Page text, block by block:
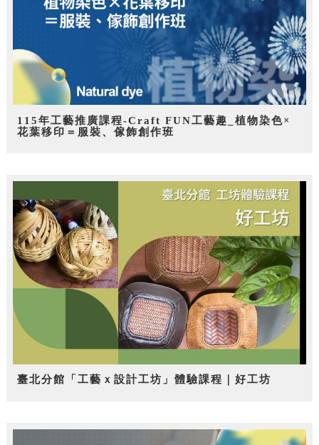
115年工藝推廣課程-Craft FUN工藝趣_植物染色×
花葉移印＝服裝、傢飾創作班
臺北分館「工藝ｘ設計工坊」體驗課程｜好工坊